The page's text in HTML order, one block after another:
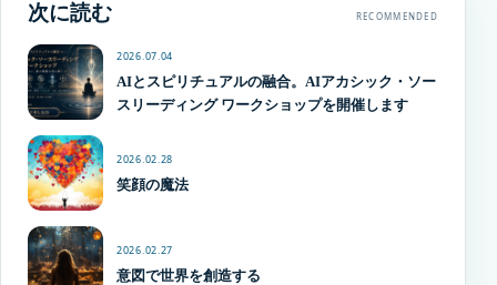
次に読む RECOMMENDED
2026.07.04
AIとスピリチュアルの融合。AIアカシック・ソー
スリーディング ワークショップを開催します
2026.02.28
笑顔の魔法
2026.02.27
意図で世界を創造する